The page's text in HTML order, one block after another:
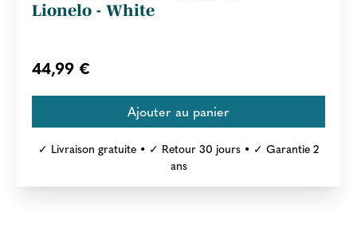
Lionelo - White
44,99 €
✓ Livraison gratuite • ✓ Retour 30 jours • ✓ Garantie 2
ans